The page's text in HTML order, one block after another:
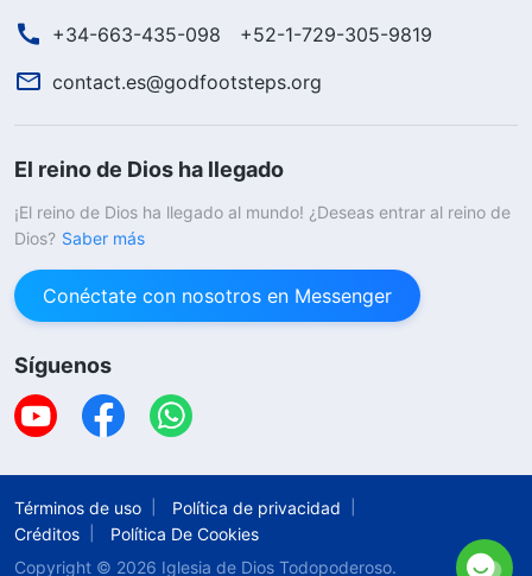
+34-663-435-098
+52-1-729-305-9819
contact.es@godfootsteps.org
El reino de Dios ha llegado
¡El reino de Dios ha llegado al mundo! ¿Deseas entrar al reino de
Dios? Saber más
Conéctate con nosotros en Messenger
Síguenos
Términos de uso
Política de privacidad
Créditos
Política De Cookies
Copyright © 2026 Iglesia de Dios Todopoderoso.